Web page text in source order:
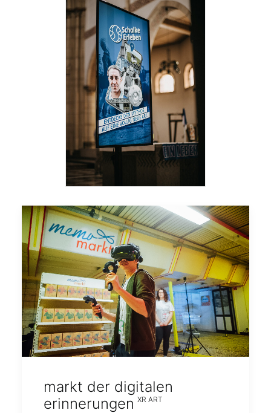
markt der digitalen
erinnerungen XR ART